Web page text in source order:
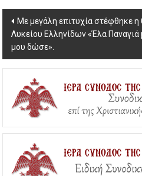
Post
navigation
Με μεγάλη επιτυχία στέφθηκε
Λυκείου Ελληνίδων «Έλα
μου δώσε».